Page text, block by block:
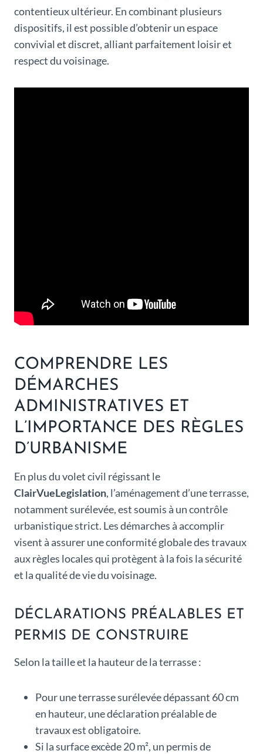
contentieux ultérieur. En combinant plusieurs
dispositifs, il est possible d’obtenir un espace
convivial et discret, alliant parfaitement loisir et
respect du voisinage.
COMPRENDRE LES
DÉMARCHES
ADMINISTRATIVES ET
L’IMPORTANCE DES RÈGLES
D’URBANISME
En plus du volet civil régissant le
ClairVueLegislation, l’aménagement d’une terrasse,
notamment surélevée, est soumis à un contrôle
urbanistique strict. Les démarches à accomplir
visent à assurer une conformité globale des travaux
aux règles locales qui protègent à la fois la sécurité
et la qualité de vie du voisinage.
DÉCLARATIONS PRÉALABLES ET
PERMIS DE CONSTRUIRE
Selon la taille et la hauteur de la terrasse :
Pour une terrasse surélevée dépassant 60 cm
en hauteur, une déclaration préalable de
travaux est obligatoire.
Si la surface excède 20 m², un permis de